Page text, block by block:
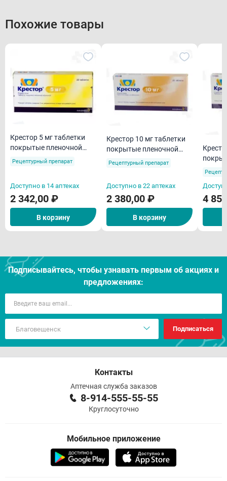
Похожие товары
Крестор 5 мг таблетки
покрытые пленочной
оболочкой N28
Рецептурный препарат
Доступно в 14 аптеках
2 342,00 ₽
В корзину
Крестор 10 мг таблетки
покрытые пленочной
оболочкой N28
Рецептурный препарат
Доступно в 22 аптеках
2 380,00 ₽
В корзину
4
Подписывайтесь, чтобы узнавать первым об акцияx и
предложениях:
Подписаться
Контакты
Аптечная служба заказов
8-914-555-55-55
Круглосуточно
Мобильное приложение